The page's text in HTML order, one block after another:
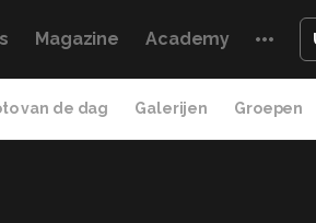
Magazine Academy
van de dag Galerijen Groepen